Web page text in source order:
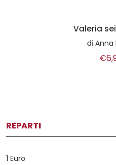
Valeria
di Anna
REPARTI
1 Euro